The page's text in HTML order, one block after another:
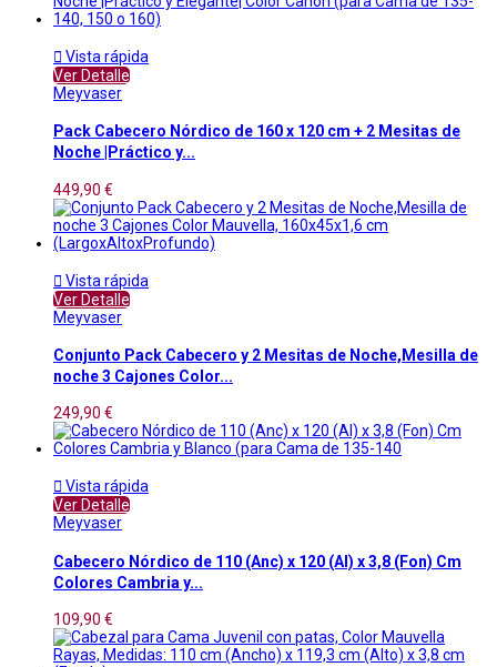
 Vista rápida
Ver Detalle
Meyvaser
Pack Cabecero Nórdico de 160 x 120 cm + 2 Mesitas de
Noche |Práctico y...
449,90 €
 Vista rápida
Ver Detalle
Meyvaser
Conjunto Pack Cabecero y 2 Mesitas de Noche,Mesilla de
noche 3 Cajones Color...
249,90 €
 Vista rápida
Ver Detalle
Meyvaser
Cabecero Nórdico de 110 (Anc) x 120 (Al) x 3,8 (Fon) Cm
Colores Cambria y...
109,90 €